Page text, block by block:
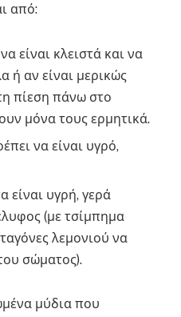
από:
είναι κλειστά και να
ή αν είναι μερικώς
πίεση πάνω στο
μόνα τους ερμητικά.
να είναι υγρό,
είναι υγρή, γερά
(με τσίμπημα
λεμονιού να
σώματος).
μύδια που